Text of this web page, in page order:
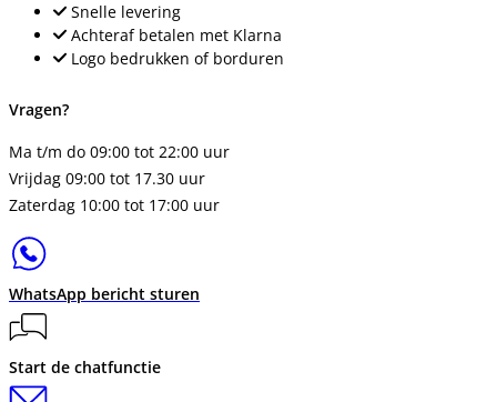
Snelle levering
Achteraf betalen met Klarna
Logo bedrukken of borduren
Vragen?
Ma t/m do 09:00 tot 22:00 uur
Vrijdag 09:00 tot 17.30 uur
Zaterdag 10:00 tot 17:00 uur
WhatsApp bericht sturen
Start de chatfunctie